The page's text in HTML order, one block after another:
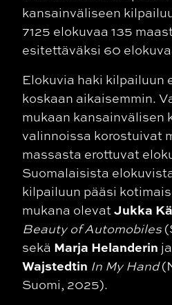
kansainväliseen
7125 elokuvaa 135
esitettäväksi 60
Elokuvia haki kilpailuun
koskaan aikaisemmin.
mukaan kansainvälisen
valinnoissa korostuivat
massasta erottuvat
Suomalaisista
kilpailuun pääsi
mukana olevatJukka
Beauty of Automobiles
sekä Marja Helanderin ja
Wajstedtin In My Hand
Suomi, 2025).